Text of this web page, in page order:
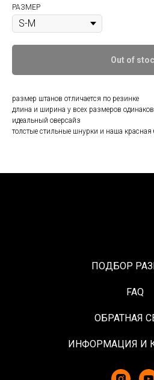
РАЗМЕР
Out of
размер штанов отличается по резинке
длина и ширина у всех размеров
идеальный оверсайз
толстые стильные шнурки и наша красная
ПОДБОР
FAQ
ОБРАТНАЯ
ИНФОРМАЦИЯ И